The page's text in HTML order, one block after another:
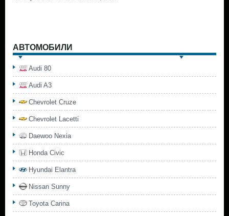
АВТОМОБИЛИ
Audi 80
Audi A3
Chevrolet Cruze
Chevrolet Lacetti
Daewoo Nexia
Honda Civic
Hyundai Elantra
Nissan Sunny
Toyota Carina